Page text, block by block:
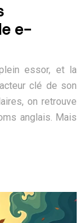
e-
essor, et la
clé de son
on retrouve
anglais. Mais